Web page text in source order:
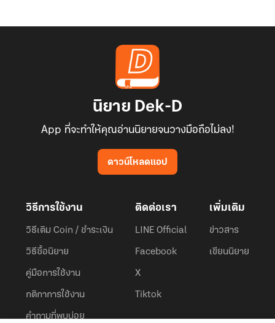
นิยาย Dek-D
App ที่จะทำให้คุณอ่านนิยายจนวางมือถือไม่ลง!
ดาวน์โหลดแอป
วิธีการใช้งาน
วิธีเติม Coin / ชำระเงิน
วิธีซื้อนิยาย
คู่มือการใช้งาน
กติกาการใช้งาน
คำถามที่พบบ่อย
ติดต่อเรา
LINE Official
Facebook
X
Tiktok
เพิ่มเติม
ข่าวสาร
เขียนนิยาย